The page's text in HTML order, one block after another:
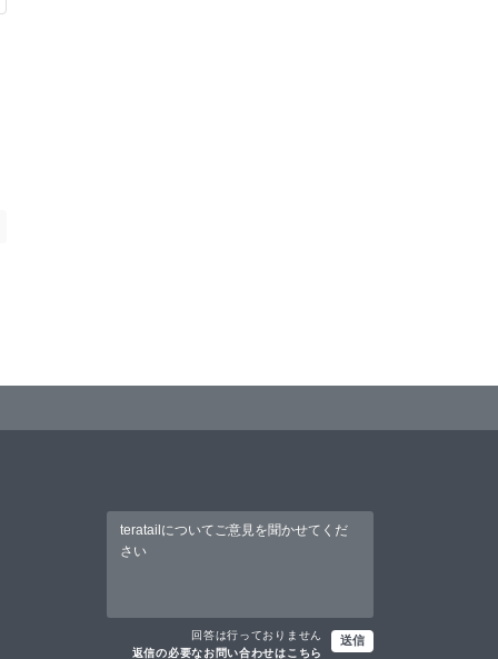
回答は行っておりません
返信の必要なお問い合わせはこちら
送信